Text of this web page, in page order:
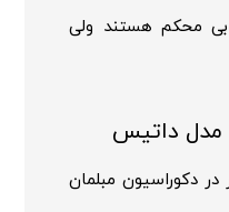
محکم هستند ولی
مدل داتیس
دکوراسیون مبلمان